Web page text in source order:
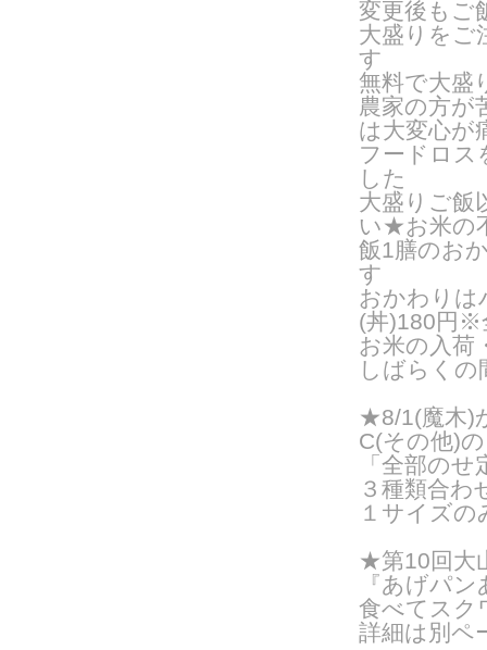
変更後もご
大盛りをご
す
無料で大盛
農家の方が
は大変心が
フードロス
した
大盛りご飯
い★お米の
飯1膳のお
す
おかわりは
(丼)180円※
お米の入荷
しばらくの
★8/1(魔木)
C(その他)
「全部の
３種類合わ
１サイズ
★第10回大
『あげパ
食べてスク
詳細は別ペ